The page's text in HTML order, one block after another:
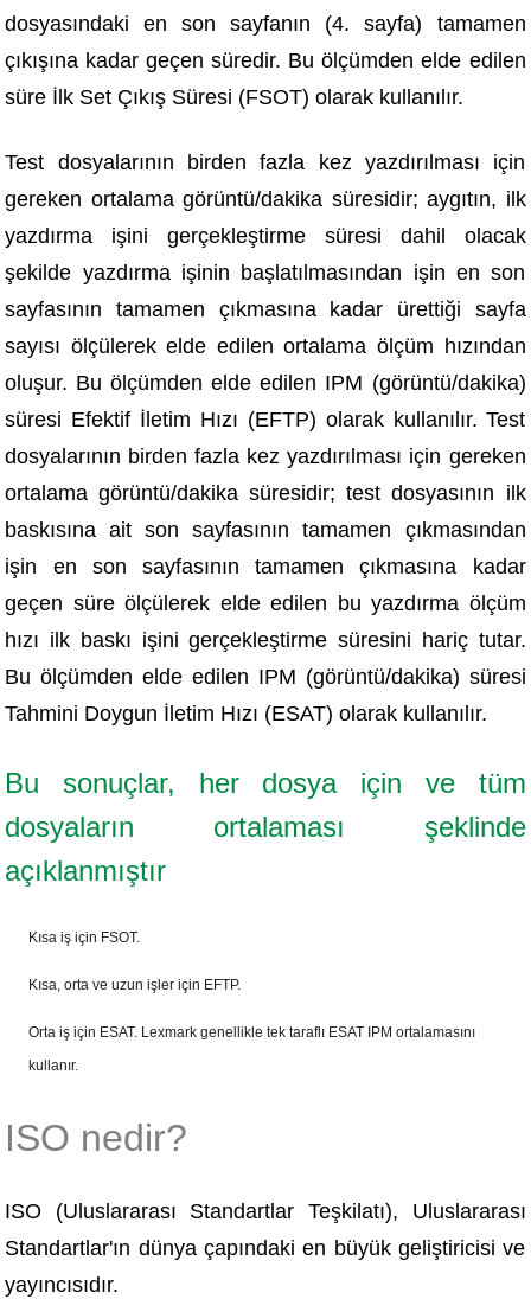
dosyasındaki en son sayfanın (4. sayfa) tamamen
çıkışına kadar geçen süredir. Bu ölçümden elde edilen
süre İlk Set Çıkış Süresi (FSOT) olarak kullanılır.
Test dosyalarının birden fazla kez yazdırılması için
gereken ortalama görüntü/dakika süresidir; aygıtın, ilk
yazdırma işini gerçekleştirme süresi dahil olacak
şekilde yazdırma işinin başlatılmasından işin en son
sayfasının tamamen çıkmasına kadar ürettiği sayfa
sayısı ölçülerek elde edilen ortalama ölçüm hızından
oluşur. Bu ölçümden elde edilen IPM (görüntü/dakika)
süresi Efektif İletim Hızı (EFTP) olarak kullanılır. Test
dosyalarının birden fazla kez yazdırılması için gereken
ortalama görüntü/dakika süresidir; test dosyasının ilk
baskısına ait son sayfasının tamamen çıkmasından
işin en son sayfasının tamamen çıkmasına kadar
geçen süre ölçülerek elde edilen bu yazdırma ölçüm
hızı ilk baskı işini gerçekleştirme süresini hariç tutar.
Bu ölçümden elde edilen IPM (görüntü/dakika) süresi
Tahmini Doygun İletim Hızı (ESAT) olarak kullanılır.
Bu sonuçlar, her dosya için ve tüm
dosyaların ortalaması şeklinde
açıklanmıştır
Kısa iş için FSOT.
Kısa, orta ve uzun işler için EFTP.
Orta iş için ESAT. Lexmark genellikle tek taraflı ESAT IPM ortalamasını
kullanır.
ISO nedir?
ISO (Uluslararası Standartlar Teşkilatı), Uluslararası
Standartlar'ın dünya çapındaki en büyük geliştiricisi ve
yayıncısıdır.